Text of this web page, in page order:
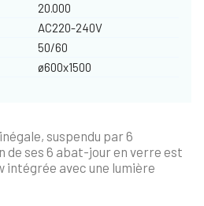
20.000
AC220-240V
50/60
ø600x1500
suspendu par 6
de ses 6 abat-jour en verre est
intégrée avec une lumière